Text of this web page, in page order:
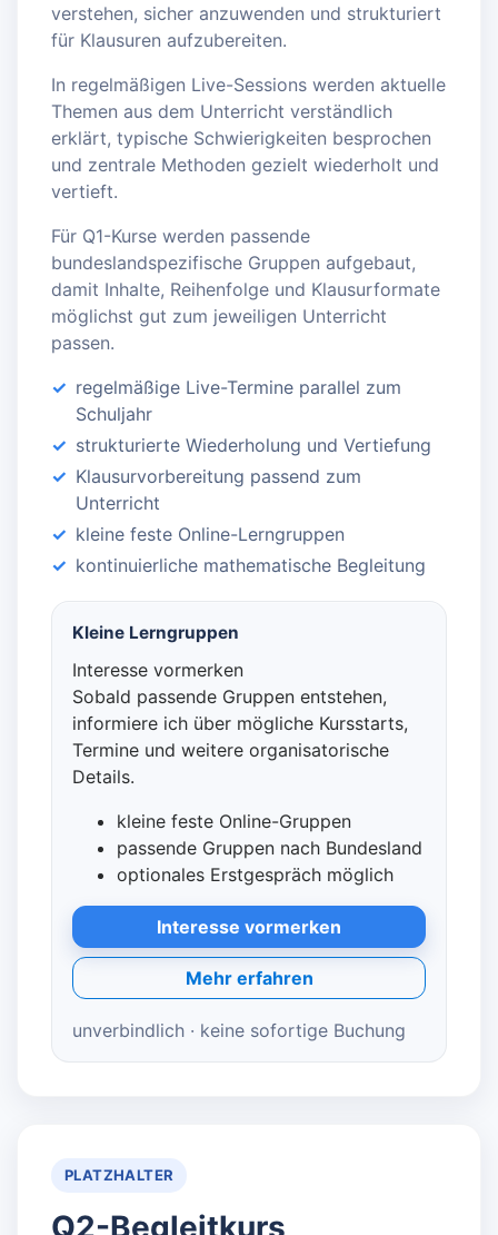
verstehen, sicher anzuwenden und strukturiert
für Klausuren aufzubereiten.
In regelmäßigen Live-Sessions werden aktuelle
Themen aus dem Unterricht verständlich
erklärt, typische Schwierigkeiten besprochen
und zentrale Methoden gezielt wiederholt und
vertieft.
Für Q1-Kurse werden passende
bundeslandspezifische Gruppen aufgebaut,
damit Inhalte, Reihenfolge und Klausurformate
möglichst gut zum jeweiligen Unterricht
passen.
regelmäßige Live-Termine parallel zum
Schuljahr
strukturierte Wiederholung und Vertiefung
Klausurvorbereitung passend zum
Unterricht
kleine feste Online-Lerngruppen
kontinuierliche mathematische Begleitung
Kleine Lerngruppen
Interesse vormerken
Sobald passende Gruppen entstehen,
informiere ich über mögliche Kursstarts,
Termine und weitere organisatorische
Details.
kleine feste Online-Gruppen
passende Gruppen nach Bundesland
optionales Erstgespräch möglich
Interesse vormerken
Mehr erfahren
unverbindlich · keine sofortige Buchung
PLATZHALTER
Q2-Begleitkurs